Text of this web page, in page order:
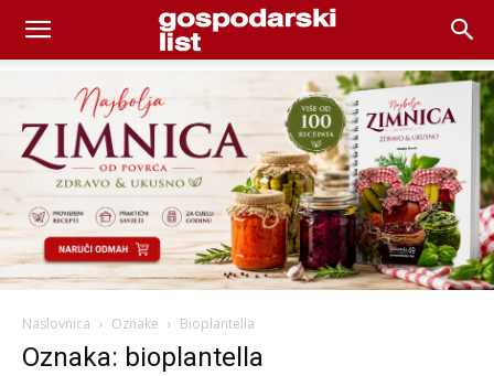
Naslovnica Oznake Bioplantella
Oznaka: bioplantella